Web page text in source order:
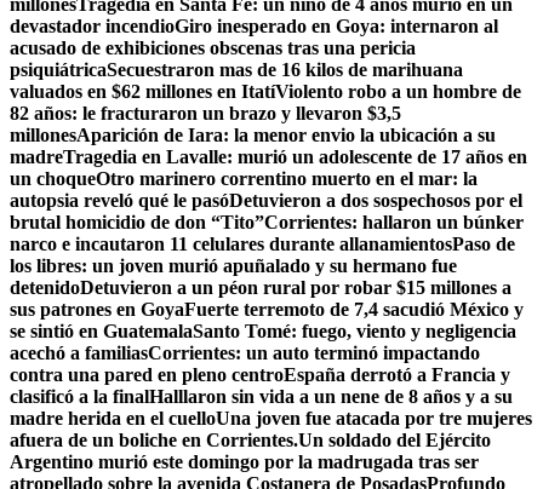
millonesTragedia en Santa Fe: un niño de 4 años murió en un
devastador incendioGiro inesperado en Goya: internaron al
acusado de exhibiciones obscenas tras una pericia
psiquiátricaSecuestraron mas de 16 kilos de marihuana
valuados en $62 millones en ItatíViolento robo a un hombre de
82 años: le fracturaron un brazo y llevaron $3,5
millonesAparición de Iara: la menor envio la ubicación a su
madreTragedia en Lavalle: murió un adolescente de 17 años en
un choqueOtro marinero correntino muerto en el mar: la
autopsia reveló qué le pasóDetuvieron a dos sospechosos por el
brutal homicidio de don “Tito”Corrientes: hallaron un búnker
narco e incautaron 11 celulares durante allanamientosPaso de
los libres: un joven murió apuñalado y su hermano fue
detenidoDetuvieron a un péon rural por robar $15 millones a
sus patrones en GoyaFuerte terremoto de 7,4 sacudió México y
se sintió en GuatemalaSanto Tomé: fuego, viento y negligencia
acechó a familiasCorrientes: un auto terminó impactando
contra una pared en pleno centroEspaña derrotó a Francia y
clasificó a la finalHalllaron sin vida a un nene de 8 años y a su
madre herida en el cuelloUna joven fue atacada por tre mujeres
afuera de un boliche en Corrientes.Un soldado del Ejército
Argentino murió este domingo por la madrugada tras ser
atropellado sobre la avenida Costanera de PosadasProfundo